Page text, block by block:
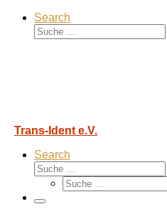
Search
Suche
Trans-Ident e.V.
Search
Suche
Suche
Menü